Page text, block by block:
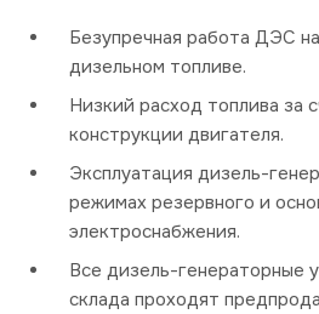
Безупречная работа ДЭС
дизельном топливе.
Низкий расход топлива за
конструкции двигателя.
Эксплуатация дизель-
режимах резервного и
электроснабжения.
Все дизель-генераторные
склада проходят